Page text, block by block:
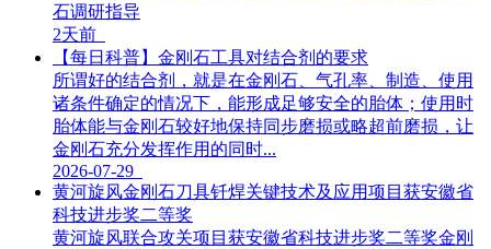
石调研指导
2天前
【每日科普】金刚石工具对结合剂的要求
所谓好的结合剂，就是在金刚石、气孔率、制造、使用
诸条件确定的情况下，能形成足够安全的胎体；使用时
胎体能与金刚石较好地保持同步磨损或略超前磨损，让
金刚石充分发挥作用的同时...
2026-07-29
黄河旋风金刚石刀具钎焊关键技术及应用项目获安徽省
科技进步奖二等奖
黄河旋风联合攻关项目获安徽省科技进步奖二等奖金刚